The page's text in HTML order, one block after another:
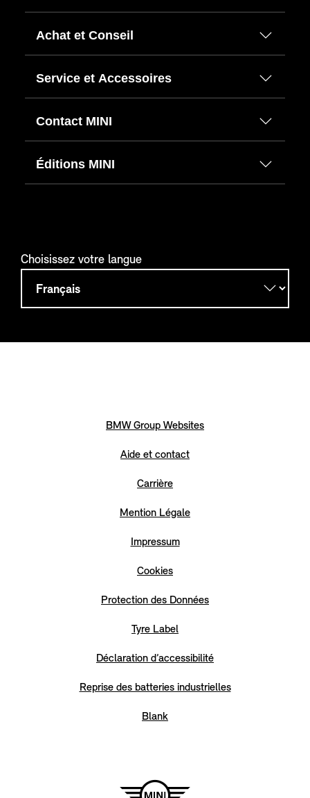
Achat et Conseil
Service et Accessoires
Contact MINI
Éditions MINI
Choisissez votre langue
BMW Group Websites
Aide et contact
Carrière
Mention Légale
Impressum
Cookies
Protection des Données
Tyre Label
Déclaration d’accessibilité
Reprise des batteries industrielles
Blank